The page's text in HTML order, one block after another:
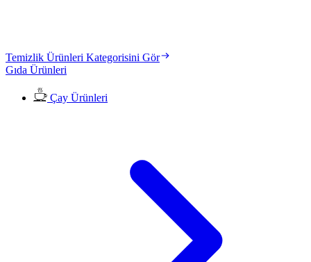
Temizlik Ürünleri Kategorisini Gör
Gıda Ürünleri
Çay Ürünleri